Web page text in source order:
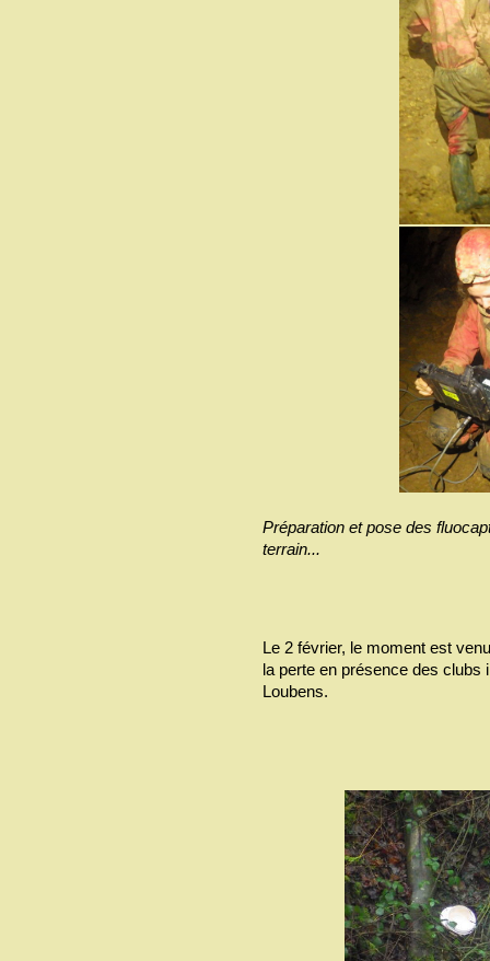
Préparation et pose des
terrain...
Le 2 février, le moment est
la perte en présence des
Loubens.